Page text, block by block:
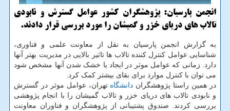
انجمن پارسیان: پژوهشگران كشور عوامل گسترش و نابودی
تالاب های دریای خزر و گمیشان را مورد بررسی قرار دادند.
به گزارش انجمن پارسیان به نقل از معاونت علمی و فناوری،
شناسایی عوامل کنترل کننده تالاب ها تاثیر بالایی در مدیریت بهتر آنها
دارد. زمانی که عوامل موثر در ایجاد یا خشک شدن آنها مشخص شود
می توان با کنترل موارد برای بقای بیشتر کمک کرد.
در همین راستا پژوهشگران دانشگاه تهران، عوامل موثر در گسترش
و نابودی تالاب های دریای خزر و تالاب گمیشان را با انجام پژوهشی
بررسی کردند. صندوق پشتیبانی از پژوهشگران و فناوران معاونت